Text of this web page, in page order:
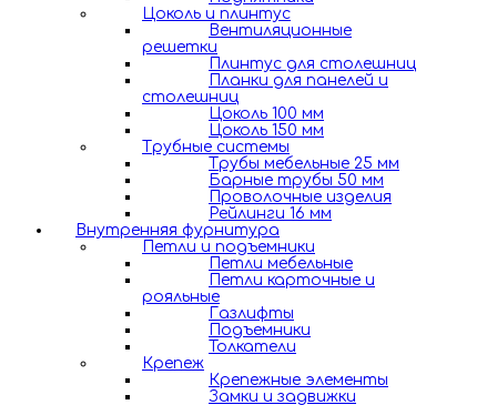
Цоколь и плинтус
Вентиляционные
решетки
Плинтус для столешниц
Планки для панелей и
столешниц
Цоколь 100 мм
Цоколь 150 мм
Трубные системы
Трубы мебельные 25 мм
Барные трубы 50 мм
Проволочные изделия
Рейлинги 16 мм
Внутренняя фурнитура
Петли и подъемники
Петли мебельные
Петли карточные и
рояльные
Газлифты
Подъемники
Толкатели
Крепеж
Крепежные элементы
Замки и задвижки